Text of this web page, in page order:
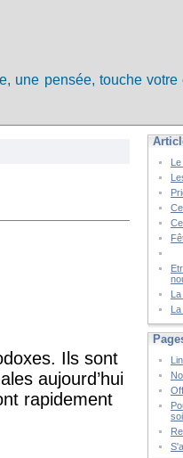
une pensée, touche votre
Ils sont
aujourd’hui
rapidement